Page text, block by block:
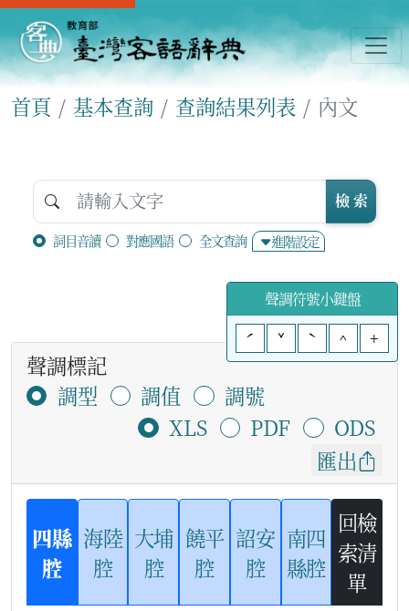
首頁 基本查詢 查詢結果列表 內文
詞目音讀 對應國語 全文查詢 進階設定
檢 索
聲調符號小鍵盤
ˊ
ˇ ˋ ^ +
聲調標記
調型
調值
調號
XLS
PDF
ODS
匯出
四縣
腔
海陸
腔
大埔
腔
饒平
腔
詔安
腔
南四
縣腔
回檢
索清
單